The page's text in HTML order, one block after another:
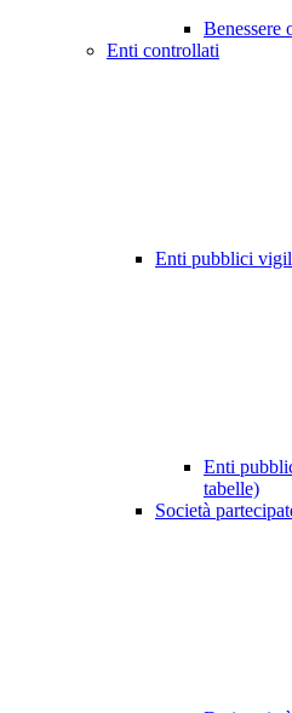
Benessere
Enti controllati
Enti pubblici
Enti
tabelle)
Società